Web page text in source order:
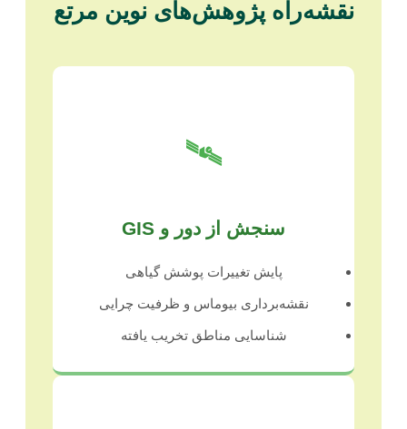
نقشه‌راه پژوهش‌های نوین مرتع
🛰️
سنجش از دور و GIS
پایش تغییرات پوشش گیاهی
نقشه‌برداری بیوماس و ظرفیت چرایی
شناسایی مناطق تخریب یافته